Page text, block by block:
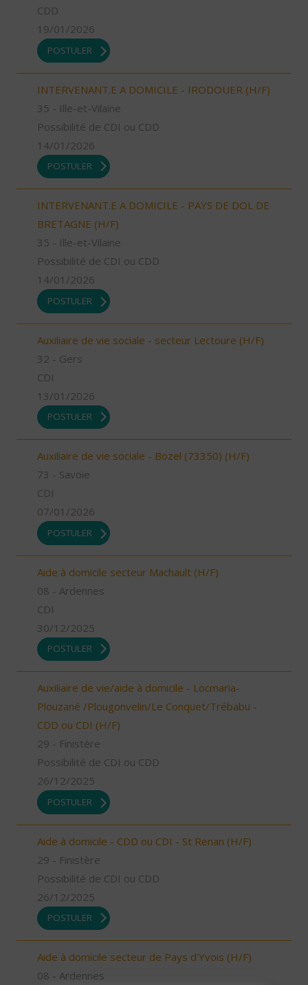
CDD
19/01/2026
POSTULER
INTERVENANT.E A DOMICILE - IRODOUER (H/F)
35 - Ille-et-Vilaine
Possibilité de CDI ou CDD
14/01/2026
POSTULER
INTERVENANT.E A DOMICILE - PAYS DE DOL DE
BRETAGNE (H/F)
35 - Ille-et-Vilaine
Possibilité de CDI ou CDD
14/01/2026
POSTULER
Auxiliaire de vie sociale - secteur Lectoure (H/F)
32 - Gers
CDI
13/01/2026
POSTULER
Auxiliaire de vie sociale - Bozel (73350) (H/F)
73 - Savoie
CDI
07/01/2026
POSTULER
Aide à domicile secteur Machault (H/F)
08 - Ardennes
CDI
30/12/2025
POSTULER
Auxiliaire de vie/aide à domicile - Locmaria-
Plouzané /Plougonvelin/Le Conquet/Trébabu -
CDD ou CDI (H/F)
29 - Finistère
Possibilité de CDI ou CDD
26/12/2025
POSTULER
Aide à domicile - CDD ou CDI - St Renan (H/F)
29 - Finistère
Possibilité de CDI ou CDD
26/12/2025
POSTULER
Aide à domicile secteur de Pays d'Yvois (H/F)
08 - Ardennes